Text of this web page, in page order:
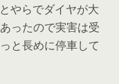
やらでダイヤが大
ったので実害は受
と長めに停車して